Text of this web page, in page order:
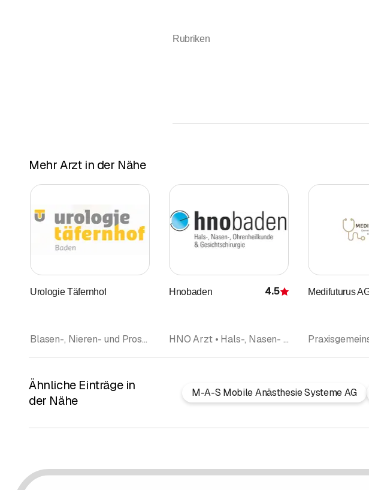
Rubriken
Mehr Arzt in der Nähe
Urologie Täfernhof
Blasen-, Nieren- und Prostatakrankheiten (Urologie) • Arzt • Allgemeine Innere Medizin • Spital • Praxis • Praxis • Klinik • Spitalbedarf Arztbedarf • Ärzte
Hnobaden Bewertung
4.5
HNO Arzt • Hals-, Nasen- und Ohrenkrankheiten (ORL) • Arzt • Allgemeine Innere Medizin • Hals- und Gesichtschirurgie • Ärzte
Medifuturus
Ähnliche Einträge in
der Nähe
M-A-S Mobile Anästhesie Systeme AG